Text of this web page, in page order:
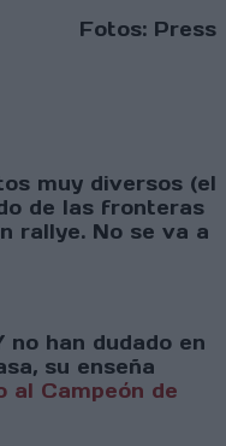
Fotos: Press
muy diversos (el
de las fronteras
rallye. No se va a
han dudado en
su enseña
al Campeón de